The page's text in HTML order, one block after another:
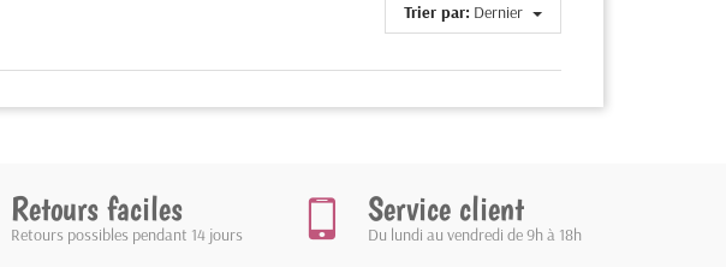
Trier par: Dernier
Retours faciles
Retours possibles pendant 14 jours
Service client
Du lundi au vendredi de 9h à 18h